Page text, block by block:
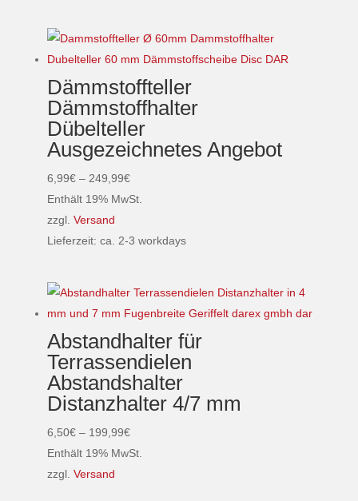
Produkt
Varianten
auf.
Die
Optionen
können
auf
Produktseite
Dämmstoffteller
Dämmstoffhalter
Dübelteller
Ausgezeichnetes Angebot
6,99€ – 249,99€Preisspanne:
6,99€
249,99€
Enthält 19% MwSt.
zzgl. Versand
Lieferzeit: ca. 2-3 workdays
Produkt
Varianten
auf.
Die
Optionen
können
auf
Abstandhalter für
Terrassendielen
Abstandshalter
Distanzhalter 4/7 mm
6,50€ – 199,99€Preisspanne:
6,50€
Enthält 19% MwSt.
zzgl. Versand